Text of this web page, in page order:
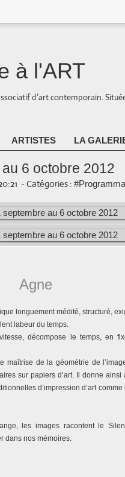
à l'ART
d’art contemporain.
ARTISTES LA
6 octobre 2012
- Catégories :
Agne
longuement médité, structuré,
labeur du temps.
décompose le temps, en
maîtrise de la géométrie de
sur papiers d’art. Il donne
d’impression d’art
les images racontent le
dans nos mémoires.